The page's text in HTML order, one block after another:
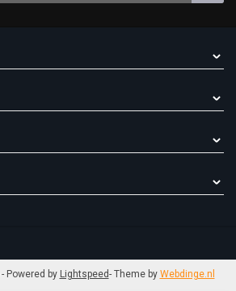
- Powered by Lightspeed- Theme by Webdinge.nl